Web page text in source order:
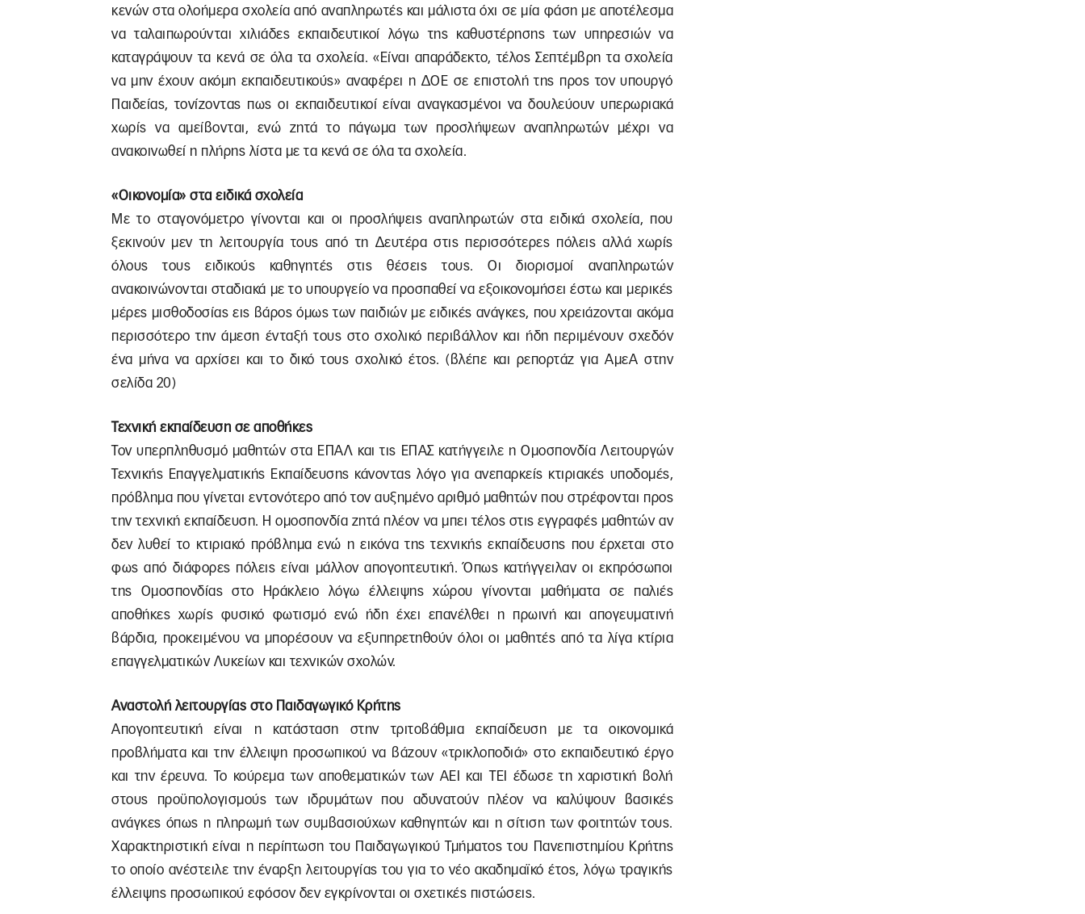
κενών στα ολοήμερα σχολεία από αναπληρωτές και μάλιστα όχι σε μία φάση με αποτέλεσμα
να ταλαιπωρούνται χιλιάδες εκπαιδευτικοί λόγω της καθυστέρησης των υπηρεσιών να
καταγράψουν τα κενά σε όλα τα σχολεία. «Είναι απαράδεκτο, τέλος Σεπτέμβρη τα σχολεία
να μην έχουν ακόμη εκπαιδευτικούς» αναφέρει η ΔΟΕ σε επιστολή της προς τον υπουργό
Παιδείας, τονίζοντας πως οι εκπαιδευτικοί είναι αναγκασμένοι να δουλεύουν υπερωριακά
χωρίς να αμείβονται, ενώ ζητά το πάγωμα των προσλήψεων αναπληρωτών μέχρι να
ανακοινωθεί η πλήρης λίστα με τα κενά σε όλα τα σχολεία.
«Οικονομία» στα ειδικά σχολεία
Με το σταγονόμετρο γίνονται και οι προσλήψεις αναπληρωτών στα ειδικά σχολεία, που
ξεκινούν μεν τη λειτουργία τους από τη Δευτέρα στις περισσότερες πόλεις αλλά χωρίς
όλους τους ειδικούς καθηγητές στις θέσεις τους. Οι διορισμοί αναπληρωτών
ανακοινώνονται σταδιακά με το υπουργείο να προσπαθεί να εξοικονομήσει έστω και μερικές
μέρες μισθοδοσίας εις βάρος όμως των παιδιών με ειδικές ανάγκες, που χρειάζονται ακόμα
περισσότερο την άμεση ένταξή τους στο σχολικό περιβάλλον και ήδη περιμένουν σχεδόν
ένα μήνα να αρχίσει και το δικό τους σχολικό έτος. (βλέπε και ρεπορτάζ για ΑμεΑ στην
σελίδα 20)
Τεχνική εκπαίδευση σε αποθήκες
Τον υπερπληθυσμό μαθητών στα ΕΠΑΛ και τις ΕΠΑΣ κατήγγειλε η Ομοσπονδία Λειτουργών
Τεχνικής Επαγγελματικής Εκπαίδευσης κάνοντας λόγο για ανεπαρκείς κτιριακές υποδομές,
πρόβλημα που γίνεται εντονότερο από τον αυξημένο αριθμό μαθητών που στρέφονται προς
την τεχνική εκπαίδευση. Η ομοσπονδία ζητά πλέον να μπει τέλος στις εγγραφές μαθητών αν
δεν λυθεί το κτιριακό πρόβλημα ενώ η εικόνα της τεχνικής εκπαίδευσης που έρχεται στο
φως από διάφορες πόλεις είναι μάλλον απογοητευτική. Όπως κατήγγειλαν οι εκπρόσωποι
της Ομοσπονδίας στο Ηράκλειο λόγω έλλειψης χώρου γίνονται μαθήματα σε παλιές
αποθήκες χωρίς φυσικό φωτισμό ενώ ήδη έχει επανέλθει η πρωινή και απογευματινή
βάρδια, προκειμένου να μπορέσουν να εξυπηρετηθούν όλοι οι μαθητές από τα λίγα κτίρια
επαγγελματικών Λυκείων και τεχνικών σχολών.
Αναστολή λειτουργίας στο Παιδαγωγικό Κρήτης
Απογοητευτική είναι η κατάσταση στην τριτοβάθμια εκπαίδευση με τα οικονομικά
προβλήματα και την έλλειψη προσωπικού να βάζουν «τρικλοποδιά» στο εκπαιδευτικό έργο
και την έρευνα. Το κούρεμα των αποθεματικών των ΑΕΙ και ΤΕΙ έδωσε τη χαριστική βολή
στους προϋπολογισμούς των ιδρυμάτων που αδυνατούν πλέον να καλύψουν βασικές
ανάγκες όπως η πληρωμή των συμβασιούχων καθηγητών και η σίτιση των φοιτητών τους.
Χαρακτηριστική είναι η περίπτωση του Παιδαγωγικού Τμήματος του Πανεπιστημίου Κρήτης
το οποίο ανέστειλε την έναρξη λειτουργίας του για το νέο ακαδημαϊκό έτος, λόγω τραγικής
έλλειψης προσωπικού εφόσον δεν εγκρίνονται οι σχετικές πιστώσεις.